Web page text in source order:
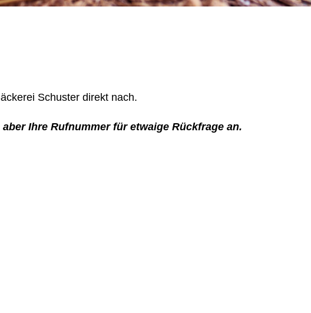
Schuster direkt nach.
Ihre Rufnummer für etwaige Rückfrage an.